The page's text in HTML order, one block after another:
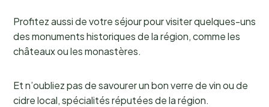
Profitez aussi de votre séjour pour visiter quelques-uns
des monuments historiques de la région, comme les
châteaux ou les monastères.
Et n’oubliez pas de savourer un bon verre de vin ou de
cidre local, spécialités réputées de la région.